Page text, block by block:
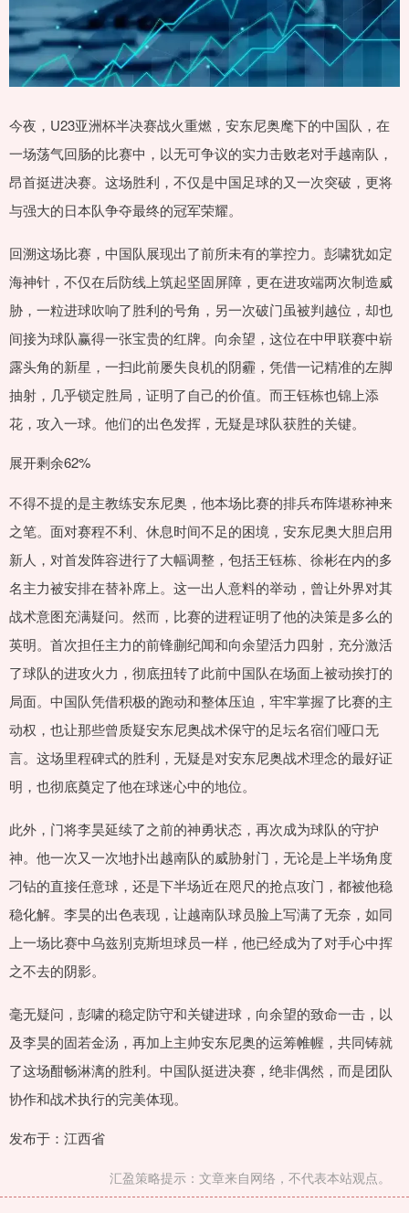
今夜，U23亚洲杯半决赛战火重燃，安东尼奥麾下的中国队，在
一场荡气回肠的比赛中，以无可争议的实力击败老对手越南队，
昂首挺进决赛。这场胜利，不仅是中国足球的又一次突破，更将
与强大的日本队争夺最终的冠军荣耀。
回溯这场比赛，中国队展现出了前所未有的掌控力。彭啸犹如定
海神针，不仅在后防线上筑起坚固屏障，更在进攻端两次制造威
胁，一粒进球吹响了胜利的号角，另一次破门虽被判越位，却也
间接为球队赢得一张宝贵的红牌。向余望，这位在中甲联赛中崭
露头角的新星，一扫此前屡失良机的阴霾，凭借一记精准的左脚
抽射，几乎锁定胜局，证明了自己的价值。而王钰栋也锦上添
花，攻入一球。他们的出色发挥，无疑是球队获胜的关键。
展开剩余62%
不得不提的是主教练安东尼奥，他本场比赛的排兵布阵堪称神来
之笔。面对赛程不利、休息时间不足的困境，安东尼奥大胆启用
新人，对首发阵容进行了大幅调整，包括王钰栋、徐彬在内的多
名主力被安排在替补席上。这一出人意料的举动，曾让外界对其
战术意图充满疑问。然而，比赛的进程证明了他的决策是多么的
英明。首次担任主力的前锋蒯纪闻和向余望活力四射，充分激活
了球队的进攻火力，彻底扭转了此前中国队在场面上被动挨打的
局面。中国队凭借积极的跑动和整体压迫，牢牢掌握了比赛的主
动权，也让那些曾质疑安东尼奥战术保守的足坛名宿们哑口无
言。这场里程碑式的胜利，无疑是对安东尼奥战术理念的最好证
明，也彻底奠定了他在球迷心中的地位。
此外，门将李昊延续了之前的神勇状态，再次成为球队的守护
神。他一次又一次地扑出越南队的威胁射门，无论是上半场角度
刁钻的直接任意球，还是下半场近在咫尺的抢点攻门，都被他稳
稳化解。李昊的出色表现，让越南队球员脸上写满了无奈，如同
上一场比赛中乌兹别克斯坦球员一样，他已经成为了对手心中挥
之不去的阴影。
毫无疑问，彭啸的稳定防守和关键进球，向余望的致命一击，以
及李昊的固若金汤，再加上主帅安东尼奥的运筹帷幄，共同铸就
了这场酣畅淋漓的胜利。中国队挺进决赛，绝非偶然，而是团队
协作和战术执行的完美体现。
发布于：江西省
汇盈策略提示：文章来自网络，不代表本站观点。